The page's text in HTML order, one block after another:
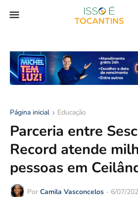
Página inicial Educação
Parceria entre
Record atende
pessoas em
Por Camila Vasconcelos - 6/07/